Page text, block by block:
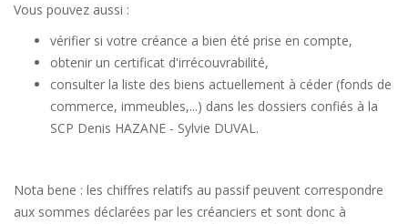
Vous pouvez aussi :
vérifier si votre créance a bien été prise en compte,
obtenir un certificat d'irrécouvrabilité,
consulter la liste des biens actuellement à céder (fonds de
commerce, immeubles,...) dans les dossiers confiés à la
SCP Denis HAZANE - Sylvie DUVAL.
Nota bene : les chiffres relatifs au passif peuvent correspondre
aux sommes déclarées par les créanciers et sont donc à